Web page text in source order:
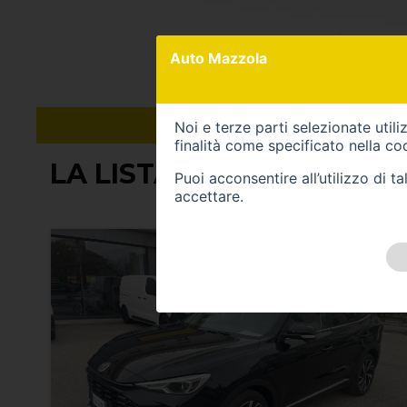
LA LISTA CONTIENE (23)
Auto Mazzola
Noi e terze parti selezionate
finalità come specificato nella
Puoi acconsentire all’utilizzo di
accettare.